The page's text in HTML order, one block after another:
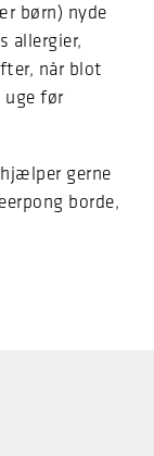
børn) nyde
allergier,
når blot
uge før
gerne
borde,